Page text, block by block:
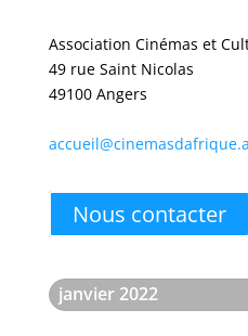
Association Cinémas et
49 rue Saint Nicolas
49100 Angers
Nous contacter
janvier 2022